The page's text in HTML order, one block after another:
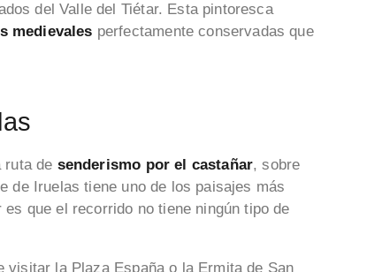
del Valle del Tiétar. Esta pintoresca
medievales perfectamente conservadas que
ruta de senderismo por el castañar, sobre
de Iruelas tiene uno de los paisajes más
que el recorrido no tiene ningún tipo de
visitar la Plaza España o la Ermita de San